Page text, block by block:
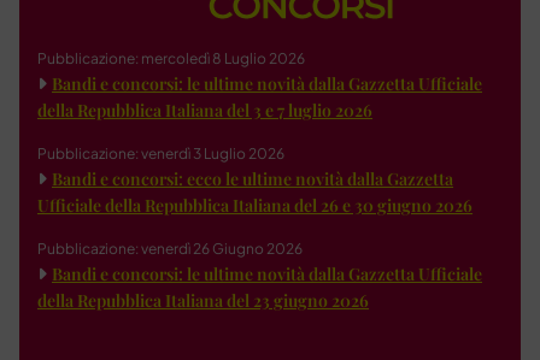
Pubblicazione: mercoledì 8 Luglio 2026
Bandi e concorsi: le ultime novità dalla Gazzetta Ufficiale
della Repubblica Italiana del 3 e 7 luglio 2026
Pubblicazione: venerdì 3 Luglio 2026
Bandi e concorsi: ecco le ultime novità dalla Gazzetta
Ufficiale della Repubblica Italiana del 26 e 30 giugno 2026
Pubblicazione: venerdì 26 Giugno 2026
Bandi e concorsi: le ultime novità dalla Gazzetta Ufficiale
della Repubblica Italiana del 23 giugno 2026